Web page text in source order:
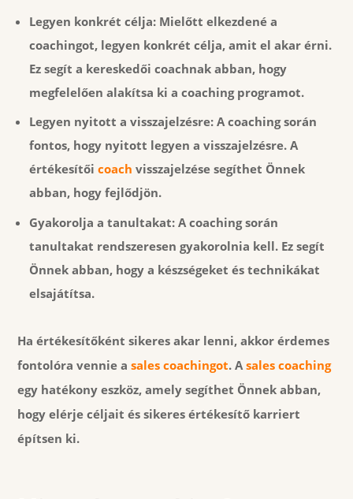
Legyen konkrét célja: Mielőtt elkezdené a
coachingot, legyen konkrét célja, amit el akar érni.
Ez segít a kereskedői coachnak abban, hogy
megfelelően alakítsa ki a coaching programot.
Legyen nyitott a visszajelzésre: A coaching során
fontos, hogy nyitott legyen a visszajelzésre. A
értékesítőicoach visszajelzése segíthet Önnek
abban, hogy fejlődjön.
Gyakorolja a tanultakat: A coaching során
tanultakat rendszeresen gyakorolnia kell. Ez segít
Önnek abban, hogy a készségeket és technikákat
elsajátítsa.
Ha értékesítőként sikeres akar lenni, akkor érdemes
fontolóra vennie asales coachingot. Asales coaching
egy hatékony eszköz, amely segíthet Önnek abban,
hogy elérje céljait és sikeres értékesítő karriert
építsen ki.